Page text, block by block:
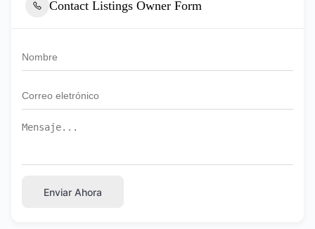
Contact Listings Owner Form
Enviar Ahora